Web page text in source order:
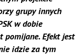
grupy innych
w dobie
pomijane. Efekt jest
idzie za tym